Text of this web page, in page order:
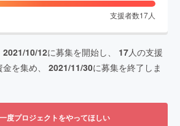
支援者数17人
2021/10/12に募集を開始し、 17人の支援
を集め、 2021/11/30に募集を終了しま
度プロジェクトをやってほしい